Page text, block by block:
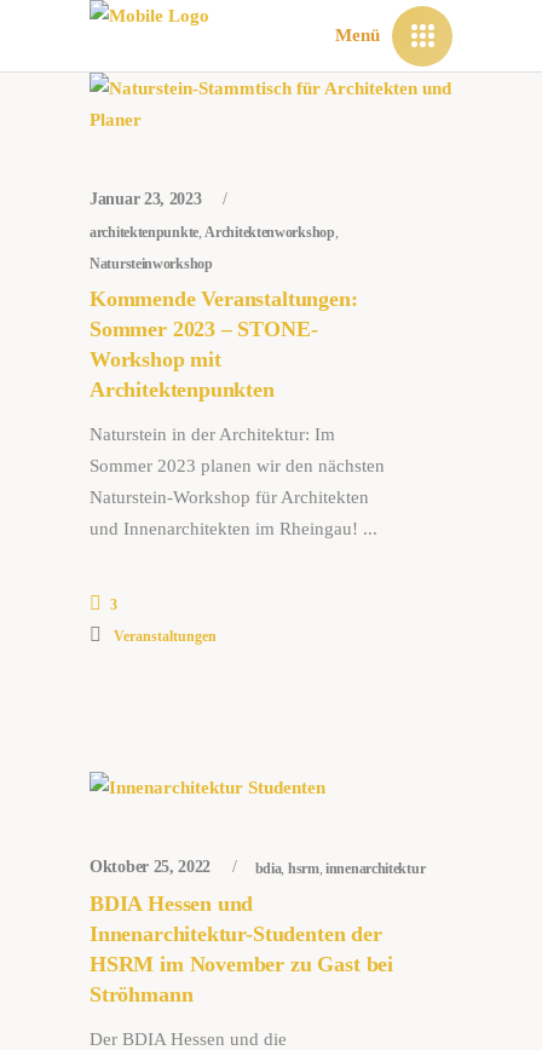
Menü
Januar 23, 2023
architektenpunkte,Architektenworkshop,
Natursteinworkshop
Kommende Veranstaltungen:
Sommer 2023 – STONE-
Workshop mit
Architektenpunkten
Naturstein in der Architektur: Im
Sommer 2023 planen wir den nächsten
Naturstein-Workshop für Architekten
und Innenarchitekten im Rheingau!
3
Veranstaltungen
Oktober 25, 2022 bdia, hsrm,innenarchitektur
BDIA Hessen und
Innenarchitektur-Studenten der
HSRM im November zu Gast bei
Ströhmann
Der BDIA Hessen und die